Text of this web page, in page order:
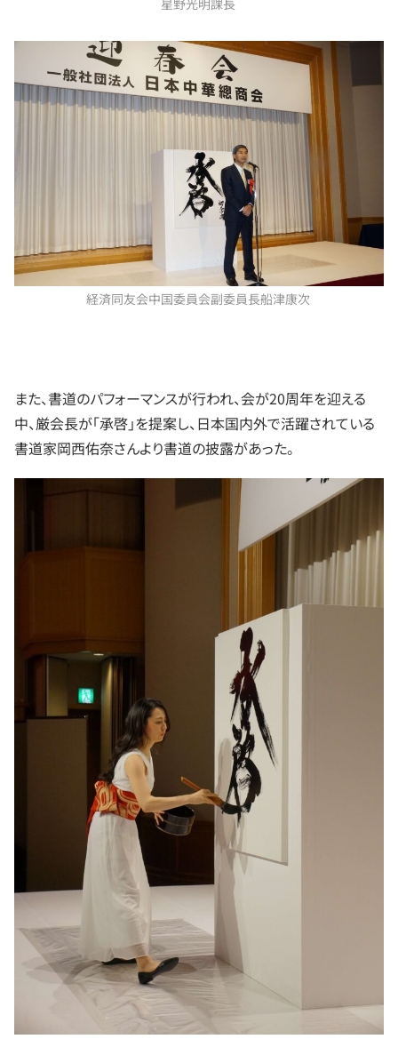
経済同友会中国委員会副委員長船津康次
また、書道のパフォーマンスが行われ、会が20周年を迎える
中、厳会長が「承啓」を提案し、日本国内外で活躍されている
書道家岡西佑奈さんより書道の披露があった。